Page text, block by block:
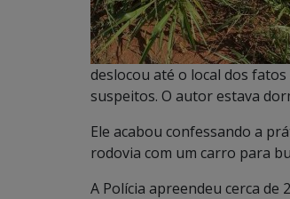
deslocou até o local dos
suspeitos. O autor estava
Ele acabou confessando a
rodovia com um carro para
A Polícia apreendeu cerca de